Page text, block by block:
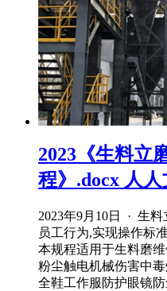
2023《生料立
程》.docx 人
2023年9月10日 · 生
员工行为,实现操作标
本规程适用于生料磨
粉尘触电机械伤害中
全鞋工作服防护眼镜